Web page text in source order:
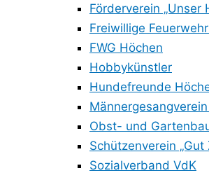
Förderverein „Unser
Freiwillige
FWG Höchen
Hobbykünstler
Hundefreunde
Obst- und
Schützenverein „Gut
Sozialverband VdK